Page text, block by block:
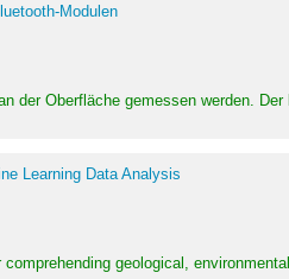
Modulen
der Oberfläche gemessen werden.
Learning Data Analysis
geological,